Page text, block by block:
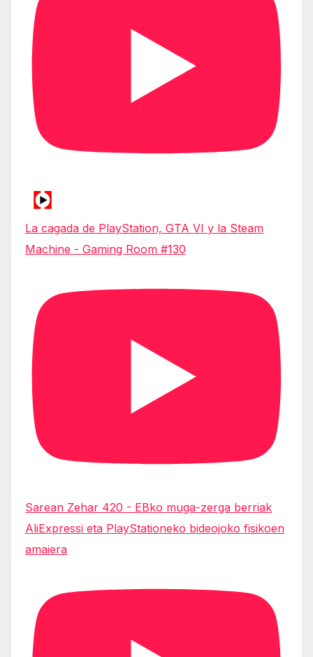
La cagada de PlayStation, GTA VI y la Steam
Machine - Gaming Room #130
Sarean Zehar 420 - EBko muga-zerga berriak
AliExpressi eta PlayStationeko bideojoko fisikoen
amaiera